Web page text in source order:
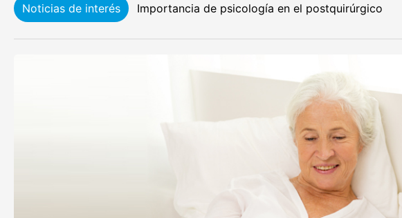
Noticias de interés ¿Se